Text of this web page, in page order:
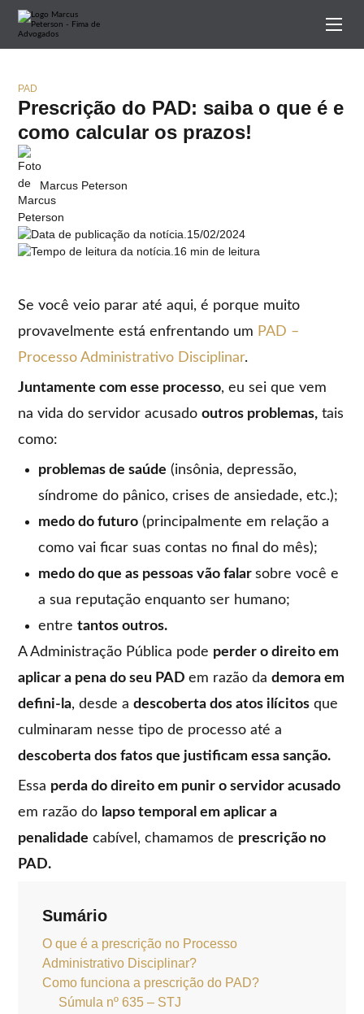
PAD
Prescrição do PAD: saiba o que é e
como calcular os prazos!
Marcus Peterson
15/02/2024
16 min de leitura
Se você veio parar até aqui, é porque muito
provavelmente está enfrentando um PAD –
Processo Administrativo Disciplinar.
Juntamente com esse processo, eu sei que vem
na vida do servidor acusadooutros problemas, tais
como:
problemas de saúde (insônia, depressão,
síndrome do pânico, crises de ansiedade, etc.);
medo do futuro (principalmente em relação a
como vai ficar suas contas no final do mês);
medo do que as pessoas vão falarsobre você e
a sua reputação enquanto ser humano;
entretantos outros.
A Administração Pública pode perder o direito em
aplicar a pena do seu PADem razão dademora em
defini-la, desde adescoberta dos atos ilícitos que
culminaram nesse tipo de processo até a
descoberta dos fatos que justificam essa sanção.
Essa perda do direito em punir o servidor acusado
em razão do lapso temporal em aplicar a
penalidade cabível, chamamos de prescrição no
PAD.
Sumário
O que é a prescrição no Processo
Administrativo Disciplinar?
Como funciona a prescrição do PAD?
Súmula nº 635 – STJ